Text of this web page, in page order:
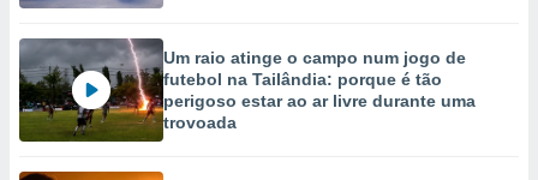
dos
os
de
ou
de dados
fontes,
e melhorar
Um raio atinge o campo num jogo de
futebol na Tailândia: porque é tão
perigoso estar ao ar livre durante uma
trovoada